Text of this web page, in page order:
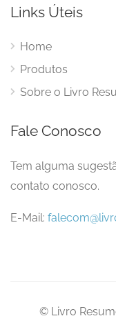
Links Úteis
Home
Produtos
Sobre o Livro
Fale Conosco
Tem alguma
contato conosco.
E-Mail:
© Livro